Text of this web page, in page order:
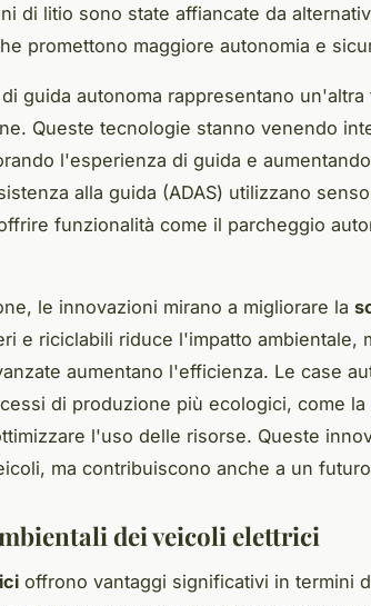
di litio sono state affiancate da
promettono maggiore autonomia e
guida autonoma rappresentano un'altra
Queste tecnologie stanno venendo
l'esperienza di guida e
alla guida (ADAS) utilizzano
funzionalità come il parcheggio
le innovazioni mirano a migliorare la
e riciclabili riduce l'impatto ambientale,
aumentano l'efficienza. Le case
di produzione più ecologici, come la
l'uso delle risorse. Queste
ma contribuiscono anche a un
dei veicoli elettrici
offrono vantaggi significativi in termini